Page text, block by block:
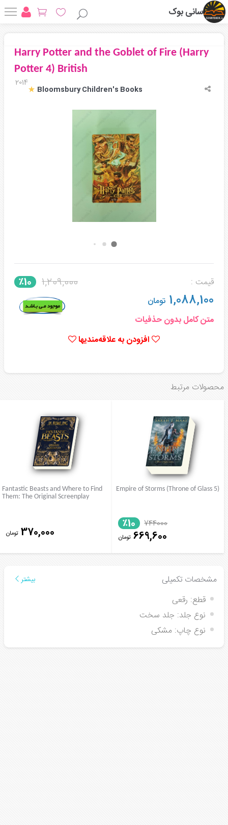
سانی بوک
Harry Potter and the Goblet of Fire (Harry
Potter 4) British
2014
Bloomsbury Children's Books
قیمت : 1,209,000 ٪10
1,088,100 تومان
متن کامل بدون حذفیات
افزودن به علاقه‌مندیها
محصولات مرتبط
Empire of Storms (Throne of Glass 5)
744000
٪10
669,600 تومان
Fantastic Beasts and Where to Find
Them: The Original Screenplay
370,000 تومان
مشخصات تکمیلی بیشتر
قطع: رقعی
نوع جلد: جلد سخت
نوع چاپ: مشکی